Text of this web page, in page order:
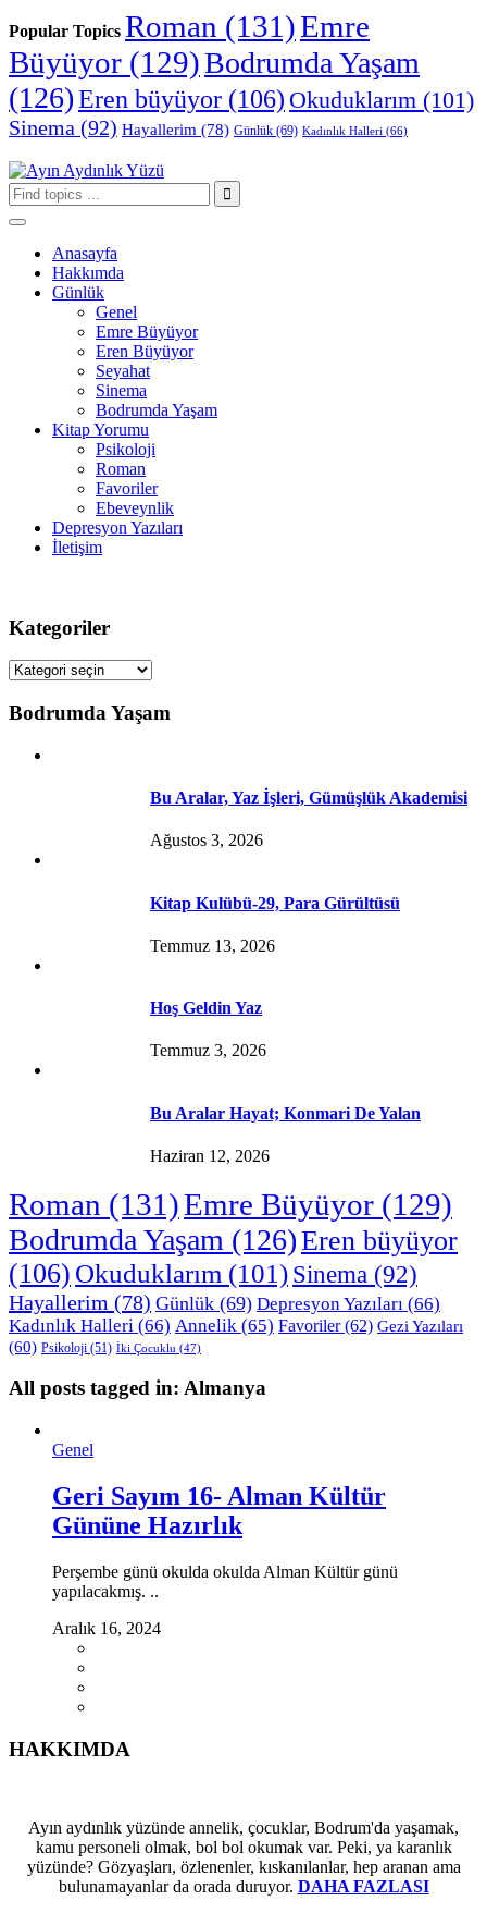
Popular Topics Roman (131)Emre
Büyüyor (129)Bodrumda Yaşam
(126)Eren büyüyor (106) Okuduklarım (101)
Sinema (92) Hayallerim (78) Günlük (69) Kadınlık Halleri (66)
Anasayfa
Hakkımda
Günlük
Genel
Emre Büyüyor
Eren Büyüyor
Seyahat
Sinema
Bodrumda Yaşam
Kitap Yorumu
Psikoloji
Roman
Favoriler
Ebeveynlik
Depresyon Yazıları
İletişim
Kategoriler
Kategoriler
Bodrumda Yaşam
Bu Aralar, Yaz İşleri, Gümüşlük Akademisi
Ağustos 3, 2026
Kitap Kulübü-29, Para Gürültüsü
Temmuz 13, 2026
Hoş Geldin Yaz
Temmuz 3, 2026
Bu Aralar Hayat; Konmari De Yalan
Haziran 12, 2026
Roman (131)Emre Büyüyor (129)
Bodrumda Yaşam (126)Eren büyüyor
(106) Okuduklarım (101) Sinema (92)
Hayallerim (78) Günlük (69) Depresyon Yazıları (66)
Kadınlık Halleri (66) Annelik (65) Favoriler(62) Gezi Yazıları
(60) Psikoloji (51) İki Çocuklu (47)
All posts tagged in: Almanya
Genel
Geri Sayım 16- Alman Kültür
Gününe Hazırlık
Perşembe günü okulda okulda Alman Kültür günü
yapılacakmış. ..
Aralık 16, 2024
HAKKIMDA
Ayın aydınlık yüzünde annelik, çocuklar, Bodrum'da yaşamak,
kamu personeli olmak, bol bol okumak var. Peki, ya karanlık
yüzünde? Gözyaşları, özlenenler, kıskanılanlar, hep aranan ama
bulunamayanlar da orada duruyor. DAHA FAZLASI